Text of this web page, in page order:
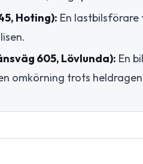
Hoting): En
605, Lövlunda): En
omkörning trots